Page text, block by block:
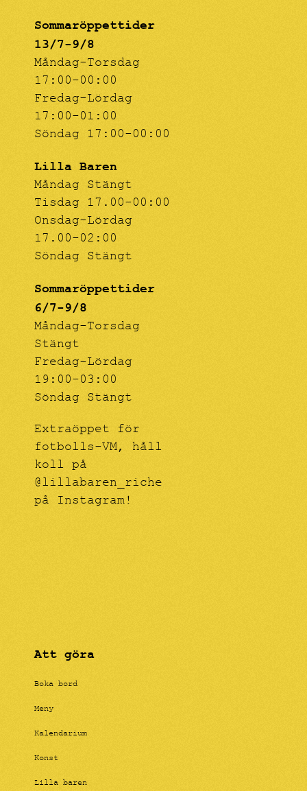
Sommaröppettider
13/7-9/8
Måndag-Torsdag
17:00-00:00
Fredag-Lördag
17:00-01:00
Söndag 17:00-00:00
Lilla Baren
Måndag Stängt
Tisdag 17.00-00:00
Onsdag-Lördag
17.00-02:00
Söndag Stängt
Sommaröppettider
6/7-9/8
Måndag-Torsdag
Stängt
Fredag-Lördag
19:00-03:00
Söndag Stängt
Extraöppet för
fotbolls-VM, håll
koll på
@lillabaren_riche
på Instagram!
Att göra
Boka bord
Meny
Kalendarium
Konst
Lilla baren